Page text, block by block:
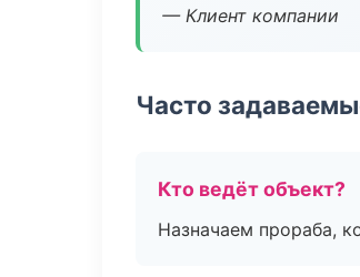
— Клиент компании
Часто
Кто ведёт объект?
Назначаем прораба,